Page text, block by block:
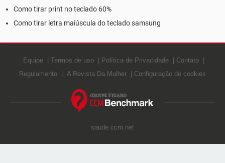
Como tirar print no teclado 60%
Como tirar letra maiúscula do teclado samsung
Equipe Termos de uso Política de Privacidade
Contato
Regulamento
A Revista Da Mulher Configuração de cookies
saude.ccm.net